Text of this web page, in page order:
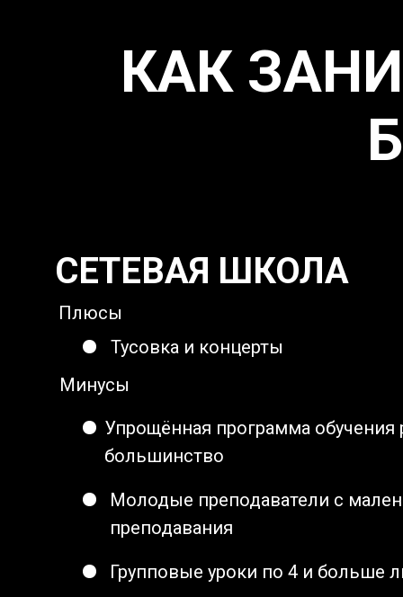
КАК
СЕТЕВАЯ ШКОЛА
Упрощённая программа обучения
большинство
Тусовка и концерты
Молодые преподаватели с
преподавания
Групповые уроки по 4 и больше
Плюсы
Минусы